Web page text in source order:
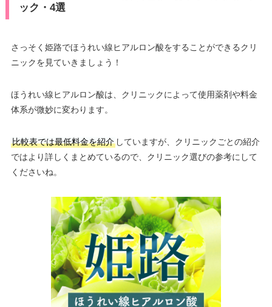
ック・4選
さっそく姫路でほうれい線ヒアルロン酸をすることができるクリ
ニックを見ていきましょう！
ほうれい線ヒアルロン酸は、クリニックによって使用薬剤や料金
体系が微妙に変わります。
比較表では最低料金を紹介していますが、クリニックごとの紹介
ではより詳しくまとめているので、クリニック選びの参考にして
くださいね。